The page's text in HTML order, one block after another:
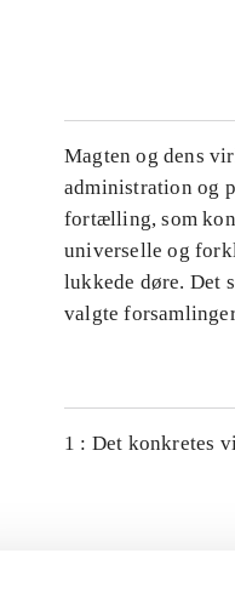
Magten og dens
administration og
fortælling, som
universelle og
lukkede døre. Det
valgte
1 : Det konkretes